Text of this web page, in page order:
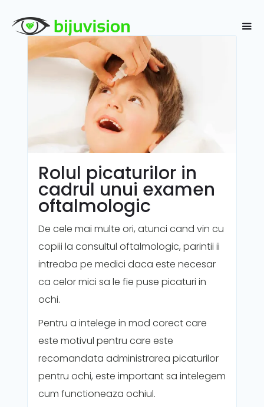
Rolul picaturilor in
cadrul unui examen
oftalmologic
De cele mai multe ori, atunci cand vin cu
copiii la consultul oftalmologic, parintii ii
intreaba pe medici daca este necesar
ca celor mici sa le fie puse picaturi in
ochi.
Pentru a intelege in mod corect care
este motivul pentru care este
recomandata administrarea picaturilor
pentru ochi, este important sa intelegem
cum functioneaza ochiul.